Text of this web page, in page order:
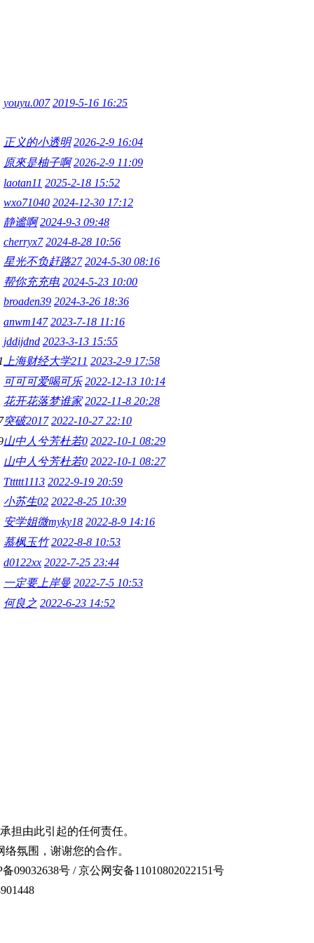
youyu.007 2019-5-16 16:25
正义的小透明 2026-2-9 16:04
原來是柚子啊 2026-2-9 11:09
laotan11 2025-2-18 15:52
wxo71040 2024-12-30 17:12
静谧啊 2024-9-3 09:48
cherryx7 2024-8-28 10:56
星光不负赶路27 2024-5-30 08:16
帮你充充电 2024-5-23 10:00
broaden39 2024-3-26 18:36
anwm147 2023-7-18 11:16
jddijdnd 2023-3-13 15:55
上海财经大学211 2023-2-9 17:58
可可可爱喝可乐 2022-12-13 10:14
花开花落梦谁家 2022-11-8 20:28
突破2017 2022-10-27 22:10
山中人兮芳杜若0 2022-10-1 08:29
山中人兮芳杜若0 2022-10-1 08:27
Tttttt1113 2022-9-19 20:59
小苏生02 2022-8-25 10:39
安学姐微myky18 2022-8-9 14:16
慕枫玉竹 2022-8-8 10:53
d0122xx 2022-7-25 23:44
一定要上岸曼 2022-7-5 10:53
何良之 2022-6-23 14:52
担由此引起的任何责任。
氛围，谢谢您的合作。
09032638号 / 京公网安备11010802022151号